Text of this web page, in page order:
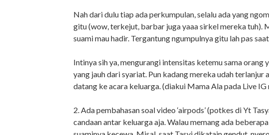
Nah dari dulu tiap ada perkumpulan, selalu ada yang
gitu (wow, terkejut, barbar juga yaaa sirkel mereka tuh).
suami mau hadir. Tergantung ngumpulnya gitu lah pas
Intinya sih ya, mengurangi intensitas ketemu sama orang
yang jauh dari syariat. Pun kadang mereka udah
datang ke acara keluarga. (diakui Mama Ala pada Live IG
2. Ada pembahasan soal video ‘airpods’ (potkes di Yt
candaan antar keluarga aja. Walau memang ada